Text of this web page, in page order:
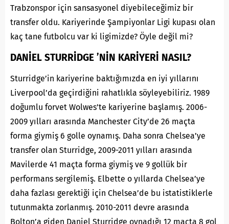
Trabzonspor için sansasyonel diyebileceğimiz bir
transfer oldu. Kariyerinde Şampiyonlar Ligi kupası olan
kaç tane futbolcu var ki ligimizde? Öyle değil mi?
DANİEL STURRİDGE ’NİN KARİYERİ NASIL?
Sturridge’in kariyerine baktığımızda en iyi yıllarını
Liverpool’da geçirdiğini rahatlıkla söyleyebiliriz. 1989
doğumlu forvet Wolwes’te kariyerine başlamış. 2006-
2009 yılları arasında Manchester City’de 26 maçta
forma giymiş 6 golle oynamış. Daha sonra Chelsea’ye
transfer olan Sturridge, 2009-2011 yılları arasında
Mavilerde 41 maçta forma giymiş ve 9 gollük bir
performans sergilemiş. Elbette o yıllarda Chelsea’ye
daha fazlası gerektiği için Chelsea’de bu istatistiklerle
tutunmakta zorlanmış. 2010-2011 devre arasında
Bolton’a giden Daniel Sturridge oynadığı 12 maçta 8 gol